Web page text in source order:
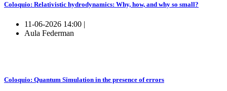
Coloquio: Relativistic hydrodynamics: Why, how, and why so small?
11-06-2026 14:00 |
Aula Federman
Coloquio: Quantum Simulation in the presence of errors